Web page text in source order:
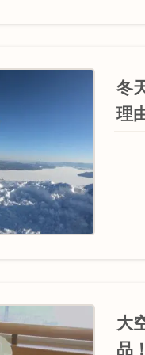
冬
理
大
品